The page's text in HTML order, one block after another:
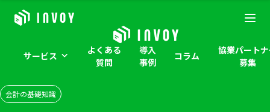
サービス
よくある
質問
導入
事例
コラム
協業パート
募集
会計の基礎知識